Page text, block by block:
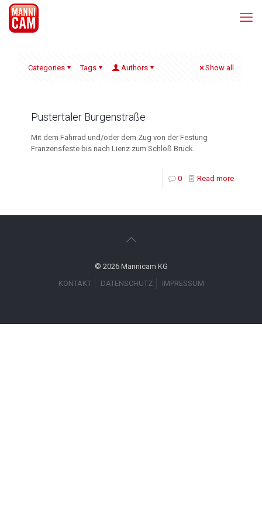
Categories Tags Authors Show all
Pustertaler Burgenstraße
Mit dem Fahrrad und/oder dem Zug von der Festung
Franzensfeste bis nach Lienz zum Schloß Bruck.
0 Read more
© 2026 Mannicam KG
KONTAKT
DATENSCHUTZ IMPRESSUM